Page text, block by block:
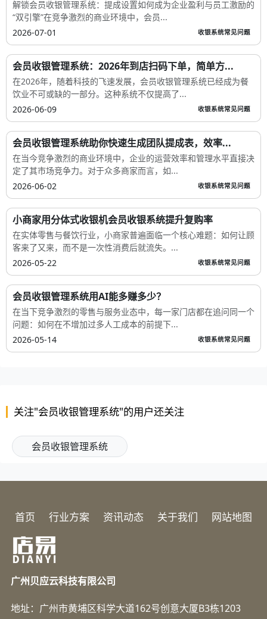
解锁会员收银管理系统：提成设置如何成为企业盈利与员工激励的
“双引擎”在竞争激烈的商业环境中，会员...
2026-07-01
收银系统常见问题
会员收银管理系统：2026年到店扫码下单，简单方...
在2026年，随着科技的飞速发展，会员收银管理系统已经成为餐
饮业不可或缺的一部分。这种系统不仅提高了...
2026-06-09
收银系统常见问题
会员收银管理系统助你快速生成团队提成表，效率...
在当今竞争激烈的商业环境中，企业的运营效率和管理水平直接决
定了其市场竞争力。对于众多商家而言，如...
2026-06-02
收银系统常见问题
小商家用分体式收银机会员收银系统提升复购率
在实体零售与餐饮行业，小商家普遍面临一个核心难题：如何让顾
客来了又来，而不是一次性消费后就流失。...
2026-05-22
收银系统常见问题
会员收银管理系统用AI能多赚多少？
在当下竞争激烈的零售与服务业态中，每一家门店都在追问同一个
问题：如何在不增加过多人工成本的前提下...
2026-05-14
收银系统常见问题
关注"会员收银管理系统"的用户还关注
会员收银管理系统
首页 行业方案 资讯动态 关于我们 网站地图
广州贝应云科技有限公司
地址：广州市黄埔区科学大道162号创意大厦B3栋1203